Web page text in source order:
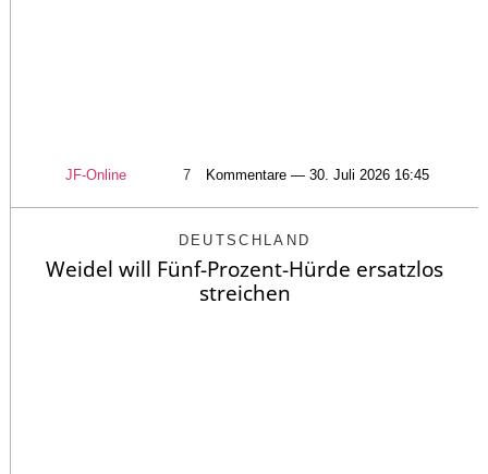
JF-Online 7 Kommentare — 30. Juli 2026 16:45
DEUTSCHLAND
Weidel will Fünf-Prozent-Hürde ersatzlos
streichen